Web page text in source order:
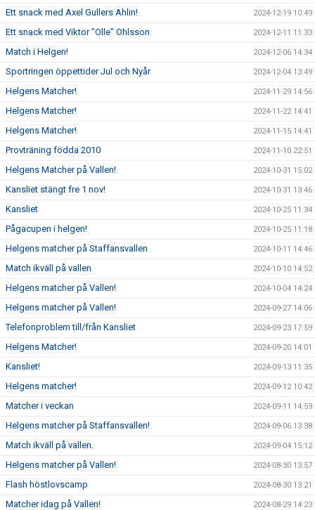
Ett snack med Axel Gullers Ahlin! 2024-12-19 10:49
Ett snack med Viktor "Olle" Ohlsson 2024-12-11 11:33
Match i Helgen! 2024-12-06 14:34
Sportringen öppettider Jul och Nyår 2024-12-04 13:49
Helgens Matcher! 2024-11-29 14:56
Helgens Matcher! 2024-11-22 14:41
Helgens Matcher! 2024-11-15 14:41
Provträning födda 2010 2024-11-10 22:51
Helgens Matcher på Vallen! 2024-10-31 15:02
Kansliet stängt fre 1 nov! 2024-10-31 13:46
Kansliet 2024-10-25 11:34
Pågacupen i helgen! 2024-10-25 11:18
Helgens matcher på Staffansvallen 2024-10-11 14:46
Match ikväll på vallen 2024-10-10 14:52
Helgens matcher på Vallen! 2024-10-04 14:24
Helgens matcher på Vallen! 2024-09-27 14:06
Telefonproblem till/från Kansliet 2024-09-23 17:59
Helgens Matcher! 2024-09-20 14:01
Kansliet! 2024-09-13 11:35
Helgens matcher! 2024-09-12 10:42
Matcher i veckan 2024-09-11 14:59
Helgens matcher på Staffansvallen! 2024-09-06 13:38
Match ikväll på vallen. 2024-09-04 15:12
Helgens matcher på Vallen! 2024-08-30 13:57
Flash höstlovscamp 2024-08-30 13:21
Matcher idag på Vallen! 2024-08-29 14:23